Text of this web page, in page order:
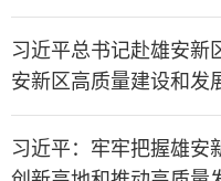
习近平总书记赴雄安新
安新区高质量建设和发
习近平：牢牢把握雄安